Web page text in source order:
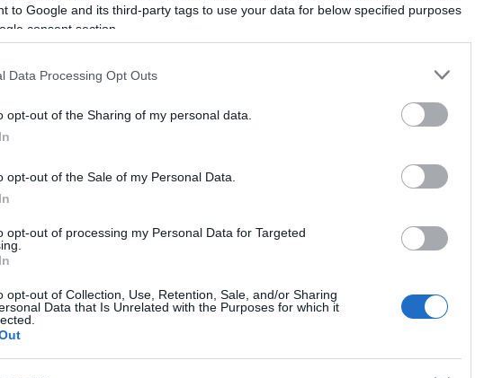
to Google and its third-party tags to use your data for below specified purposes
consent section.
Data Processing Opt Outs
opt-out of the Sharing of my personal data.
opt-out of the Sale of my Personal Data.
opt-out of processing my Personal Data for Targeted
opt-out of Collection, Use, Retention, Sale, and/or Sharing
Data that Is Unrelated with the Purposes for which it
ανέκαθεν σύμβολο αφθονίας και ευημερίας. Πριν από τη βιομηχανική
διπλανό δέντρο. – Να ανθίσουν
Όλα υποστήριζαν πως ήταν τα καλύτερα, τα πιο